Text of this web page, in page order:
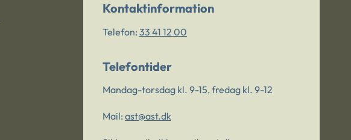
Kontaktinformation
Telefon: 33 41 12 00
Telefontider
Mandag-torsdag kl. 9-15, fredag kl. 9-12
Mail: ast@ast.dk